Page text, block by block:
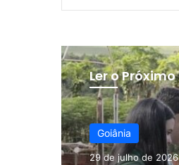
Ler o Próximo
Goiânia
29 de julho de 2026